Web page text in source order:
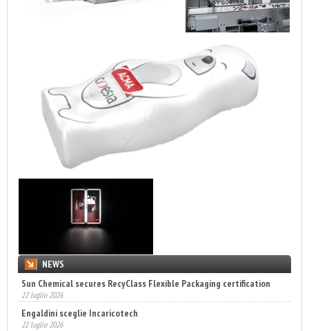
NEWS
Sun Chemical secures RecyClass Flexible Packaging certification
22 luglio 2026
Engaldini sceglie Incaricotech
22 luglio 2026